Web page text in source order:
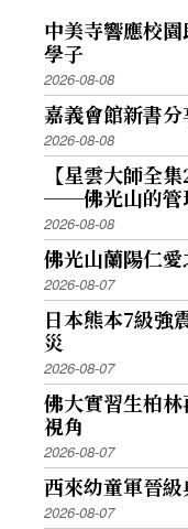
中美寺響應校
學子
2026-08-08
嘉義會館新書
2026-08-08
【星雲大師全
──佛光山的
2026-08-08
佛光山蘭陽仁
2026-08-07
日本熊本7級
災
2026-08-07
佛大實習生柏
視角
2026-08-07
西來幼童軍晉
2026-08-07